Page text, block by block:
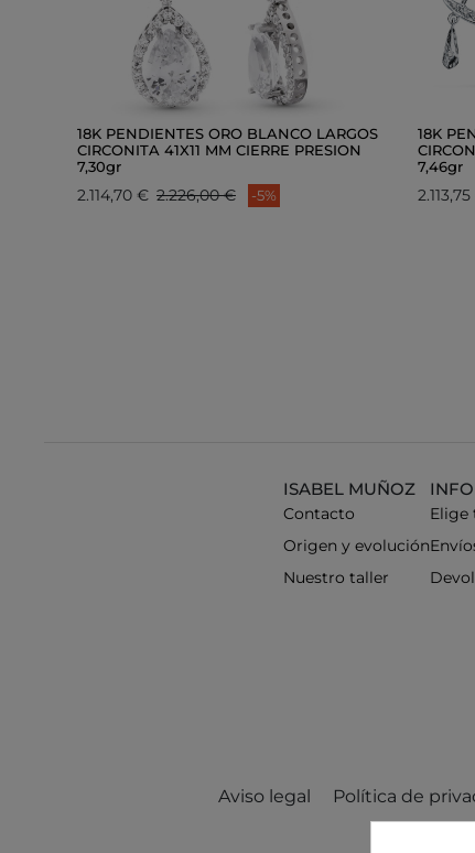
18K PENDIENTES ORO BLANCO LARGOS
CIRCONITA 41X11 MM CIERRE PRESION
7,30gr
2.114,70 € 2.226,00 € -5%
18K
7,46gr
ISABEL MUÑOZ
Contacto
Origen y evolución
Nuestro taller
Elige
Aviso legal Política de